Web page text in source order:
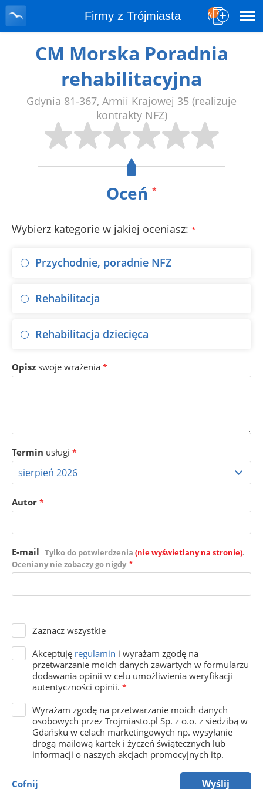
Firmy z Trójmiasta
CM Morska Poradnia
rehabilitacyjna
Gdynia 81-367, Armii Krajowej 35 (realizuje
kontrakty NFZ)
Oceń *
Wybierz kategorie w jakiej oceniasz: *
Przychodnie, poradnie NFZ
Rehabilitacja
Rehabilitacja dziecięca
Opisz swoje wrażenia *
Termin usługi *
Autor *
E-mail Tylko do potwierdzenia (nie wyświetlany na stronie).
Oceniany nie zobaczy go nigdy *
Zaznacz wszystkie
Akceptuję regulamin i wyrażam zgodę na
przetwarzanie moich danych zawartych w formularzu
dodawania opinii w celu umożliwienia weryfikacji
autentyczności opinii. *
Wyrażam zgodę na przetwarzanie moich danych
osobowych przez Trojmiasto.pl Sp. z o.o. z siedzibą w
Gdańsku w celach marketingowych np. wysyłanie
drogą mailową kartek i życzeń świątecznych lub
informacji o naszych akcjach promocyjnych itp.
Cofnij Wyślij